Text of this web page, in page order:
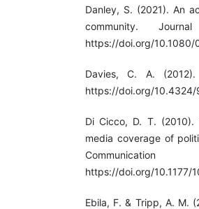
Danley, S. (2021). An
community.
https://doi.org/10.1080/
Davies, C. A.
https://doi.org/
Di Cicco, D. T. (2010).
media coverage of
https://doi.org/10.1177/
Ebila, F. & Tripp, A. M.